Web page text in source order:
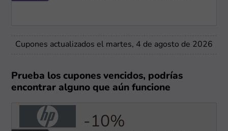
Cupones actualizados el martes, 4 de agosto de 2026
Prueba los cupones vencidos, podrías
encontrar alguno que aún funcione
-10%